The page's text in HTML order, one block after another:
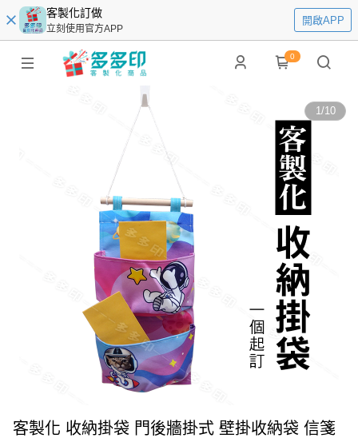
客製化訂做
立刻使用官方APP
開啟APP
0
1/10
客製化 收納掛袋 門後牆掛式 壁掛收納袋 信箋